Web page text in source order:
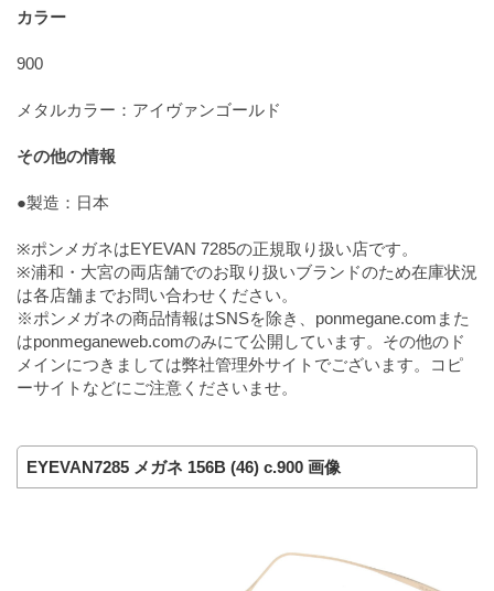
カラー
900
メタルカラー：アイヴァンゴールド
その他の情報
●製造：日本
※ポンメガネはEYEVAN 7285の正規取り扱い店です。
※浦和・大宮の両店舗でのお取り扱いブランドのため在庫状況
は各店舗までお問い合わせください。
※ポンメガネの商品情報はSNSを除き、ponmegane.comまた
はponmeganeweb.comのみにて公開しています。その他のド
メインにつきましては弊社管理外サイトでございます。コピ
ーサイトなどにご注意くださいませ。
EYEVAN7285 メガネ 156B (46) c.900 画像